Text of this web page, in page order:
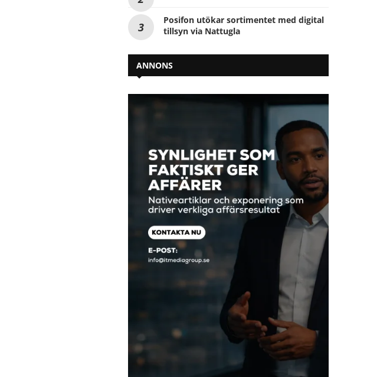
Posifon utökar sortimentet med digital
tillsyn via Nattugla
ANNONS